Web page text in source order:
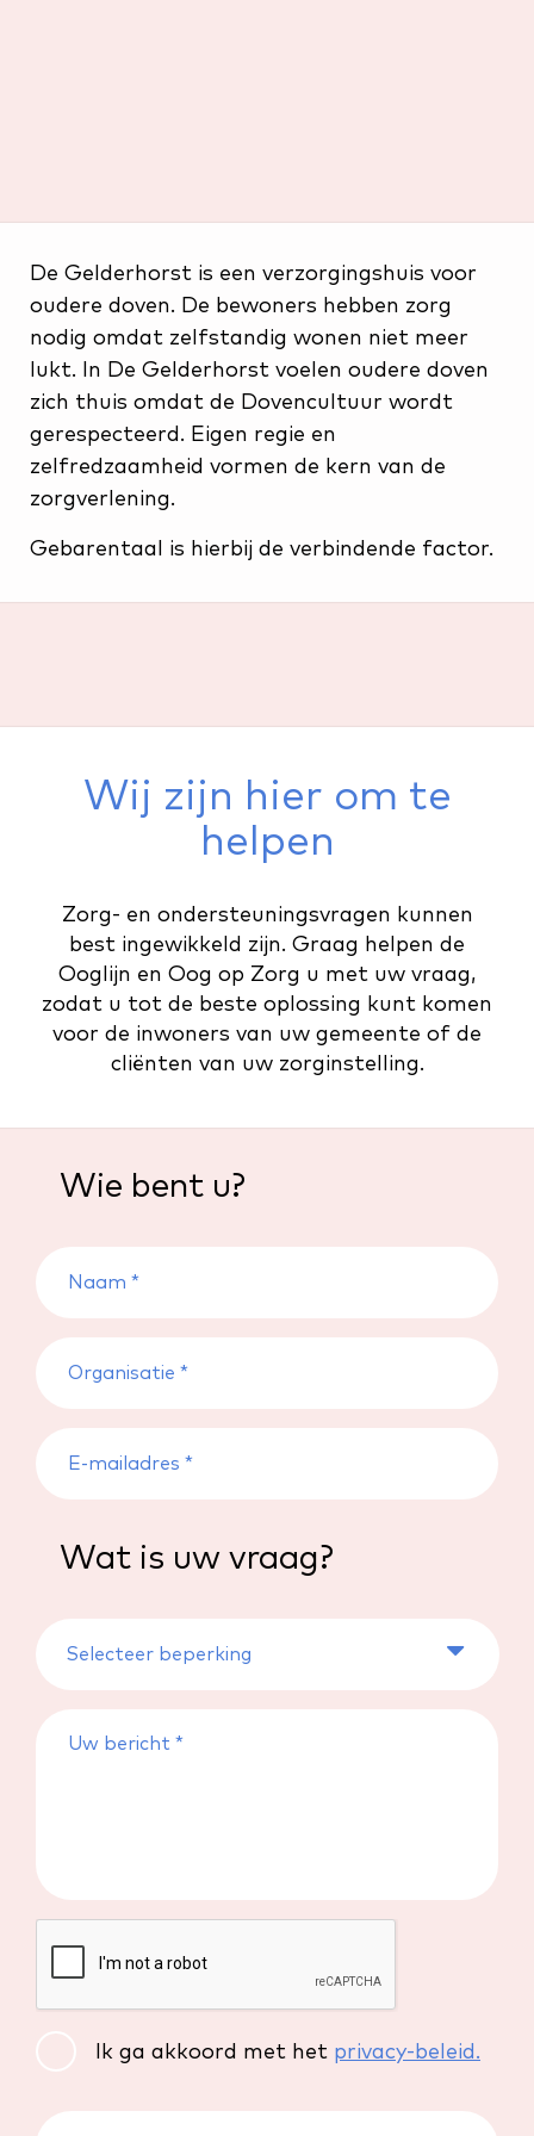
De Gelderhorst is een verzorgings­huis voor
oudere doven. De bewoners hebben zorg
nodig omdat zelfstandig wonen niet meer
lukt. In De Gelderhorst voelen oudere doven
zich thuis omdat de Dovencultuur wordt
gerespecteerd. Eigen regie en
zelfredzaamheid vormen de kern van de
zorgverlening.
Gebarentaal is hierbij de verbindende factor.
Wij zijn hier om te
helpen
Zorg- en ondersteuningsvragen kunnen
best ingewikkeld zijn. Graag helpen de
Ooglijn en Oog op Zorg u met uw vraag,
zodat u tot de beste oplossing kunt komen
voor de inwoners van uw gemeente of de
cliënten van uw zorginstelling.
Wie bent u?
Wat is uw vraag?
Ik ga akkoord met het privacy-beleid.